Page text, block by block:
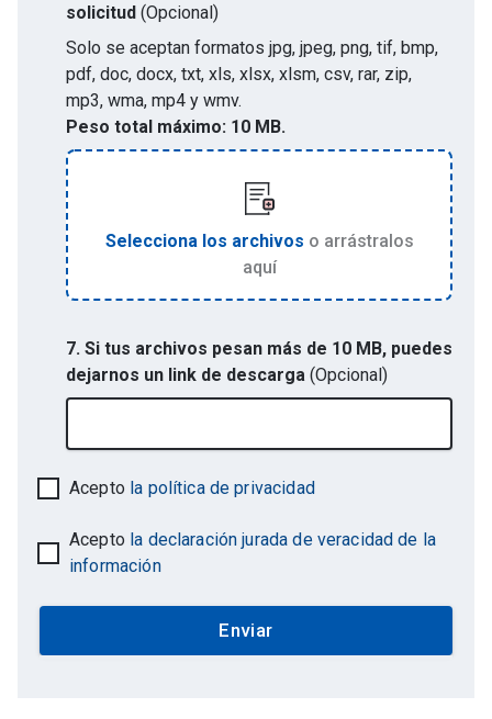
solicitud (Opcional)
Solo se aceptan formatos jpg, jpeg, png, tif, bmp,
pdf, doc, docx, txt, xls, xlsx, xlsm, csv, rar, zip,
mp3, wma, mp4 y wmv.
Peso total máximo: 10 MB.
Selecciona los archivos o arrástralos
aquí
7. Si tus archivos pesan más de 10 MB, puedes
dejarnos un link de descarga (Opcional)
Acepto la política de privacidad
Acepto la declaración jurada de veracidad de la
información
Enviar